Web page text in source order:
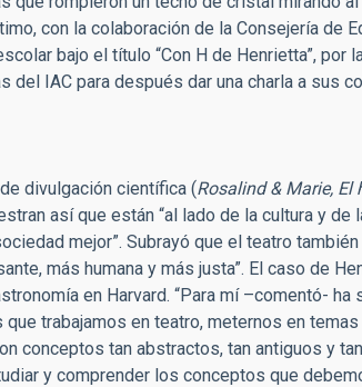
con la colaboración de la Consejería de
bajo el título “Con H de Henrietta”, por
del IAC para después dar una charla a sus
divulgación científica (Rosalind & Marie, El
así que están “al lado de la cultura y de
mejor”. Subrayó que el teatro
más humana y más justa”. El caso de
en Harvard. “Para mí –comentó- ha
trabajamos en teatro, meternos en
conceptos tan abstractos, tan antiguos y
y comprender los conceptos que